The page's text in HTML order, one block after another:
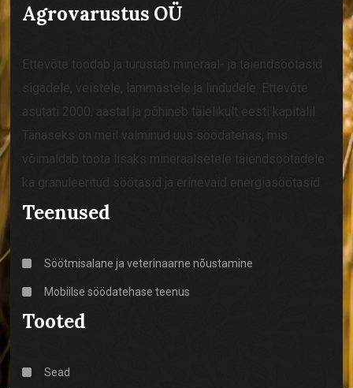
Agrovarustus OÜ
Ettevõte toodab ja turustab mineraal- ja täiendsöötasid
sigadele, veistele, lammastele ja lindudele. Ettevõte
asutati 2000. aastal ja põhineb täielikult eesti kapitalil.
Tänaseks on meil valminud uus söödatehas, mis
võimaldab toota lisaks mineraalsetele täiendsöötadele
ka granuleeritud söötasid ja erinevaid energiasöötasid.
Teenused
Söötmisalane ja veterinaarne nõustamine
Mobiilse söödatehase teenus
Tooted
Sead